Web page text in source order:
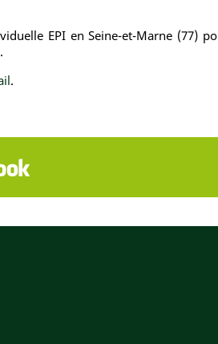
EPI en Seine-et-Marne (77)
.